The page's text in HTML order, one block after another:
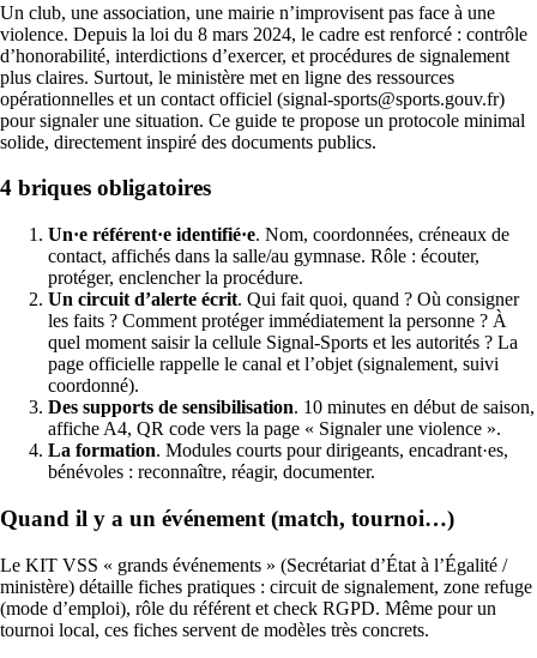
Un club, une association, une mairie n’improvisent pas face à une
violence. Depuis la loi du 8 mars 2024, le cadre est renforcé : contrôle
d’honorabilité, interdictions d’exercer, et procédures de signalement
plus claires. Surtout, le ministère met en ligne des ressources
opérationnelles et un contact officiel (signal-sports@sports.gouv.fr)
pour signaler une situation. Ce guide te propose un protocole minimal
solide, directement inspiré des documents publics.
4 briques obligatoires
Un·e référent·e identifié·e. Nom, coordonnées, créneaux de
contact, affichés dans la salle/au gymnase. Rôle : écouter,
protéger, enclencher la procédure.
Un circuit d’alerte écrit. Qui fait quoi, quand ? Où consigner
les faits ? Comment protéger immédiatement la personne ? À
quel moment saisir la cellule Signal-Sports et les autorités ? La
page officielle rappelle le canal et l’objet (signalement, suivi
coordonné).
Des supports de sensibilisation. 10 minutes en début de saison,
affiche A4, QR code vers la page « Signaler une violence ».
La formation. Modules courts pour dirigeants, encadrant·es,
bénévoles : reconnaître, réagir, documenter.
Quand il y a un événement (match, tournoi…)
Le KIT VSS « grands événements » (Secrétariat d’État à l’Égalité /
ministère) détaille fiches pratiques : circuit de signalement, zone refuge
(mode d’emploi), rôle du référent et check RGPD. Même pour un
tournoi local, ces fiches servent de modèles très concrets.